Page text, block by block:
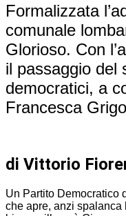
Formalizzata
comunale
Glorioso. Con
il passaggio del
democratici, a
Francesca
di Vittorio
Un Partito Democratico
che apre, anzi spalanca